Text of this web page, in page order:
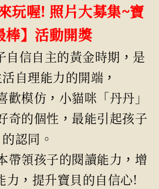
玩喔! 照片大募集~寶
棒】活動開獎
自信自主的黃金時期，是
自理能力的開端，
歡模仿，小貓咪「丹丹」
奇的個性，最能引起孩子
的認同。
帶領孩子的閱讀能力，增
力，提升寶貝的自信心!